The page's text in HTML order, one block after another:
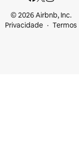
© 2026 Airbnb, Inc.
Privacidade
Termos